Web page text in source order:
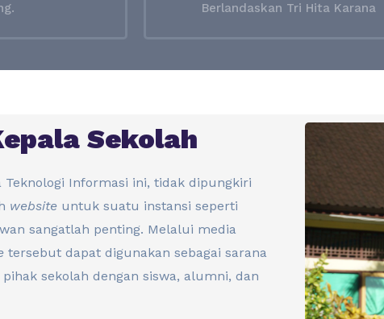
Berlandaskan Tri Hita Karana
Sekolah
Teknologi Informasi ini, tidak dipungkiri
website untuk suatu instansi seperti
sangatlah penting. Melalui media
tersebut dapat digunakan sebagai sarana
sekolah dengan siswa, alumni, dan